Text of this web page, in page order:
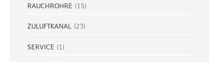
RAUCHROHRE (15)
ZULUFTKANAL (23)
SERVICE (1)